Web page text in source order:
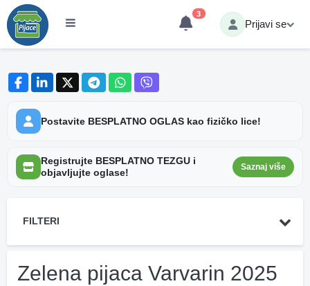
3
Prijavi se
Postavite BESPLATNO OGLAS kao fizičko lice!
Registrujte BESPLATNO TEZGU i
objavljujte oglase!
Saznaj više
FILTERI
Zelena pijaca Varvarin 2025